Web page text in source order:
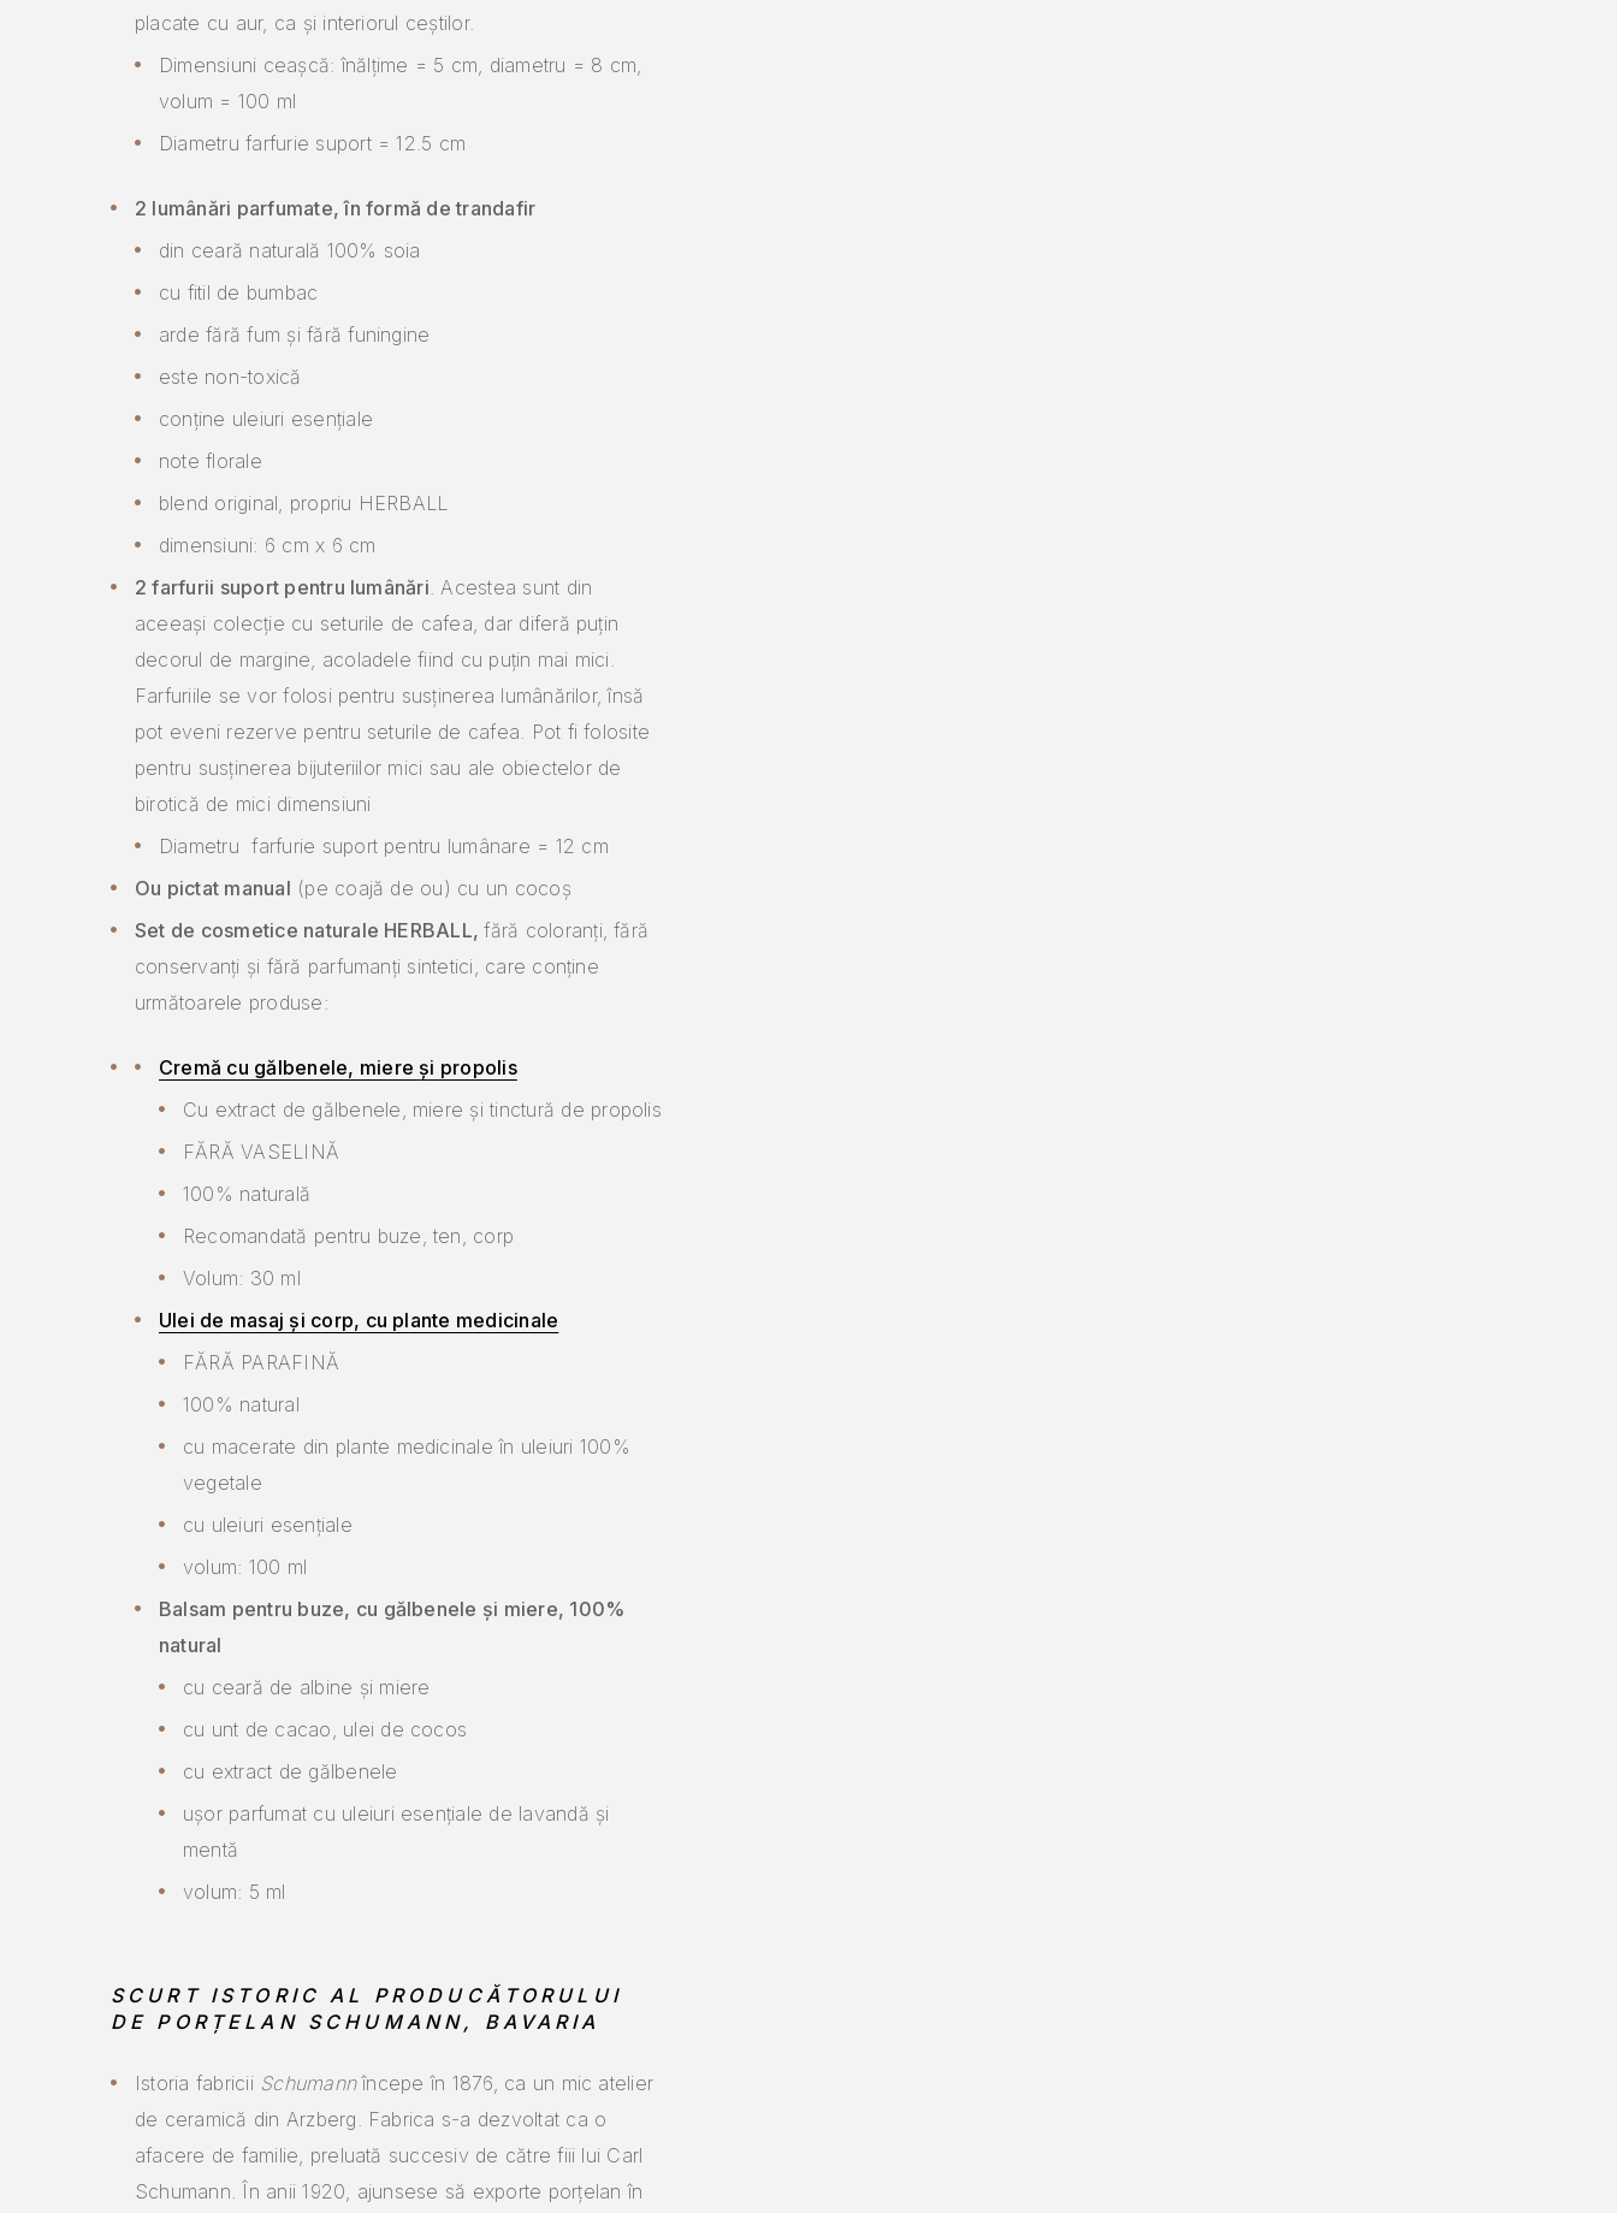
placate cu aur, ca și interiorul ceștilor.
Dimensiuni ceașcă: înălțime = 5 cm, diametru = 8 cm,
volum = 100 ml
Diametru farfurie suport = 12.5 cm
2 lumânări parfumate, în formă de trandafir
din ceară naturală 100% soia
cu fitil de bumbac
arde fără fum și fără funingine
este non-toxică
conține uleiuri esențiale
note florale
blend original, propriu HERBALL
dimensiuni: 6 cm x 6 cm
2 farfurii suport pentru lumânări . Acestea sunt din
aceeași colecție cu seturile de cafea, dar diferă puțin
decorul de margine, acoladele fiind cu puțin mai mici.
Farfuriile se vor folosi pentru susținerea lumânărilor, însă
pot eveni rezerve pentru seturile de cafea. Pot fi folosite
pentru susținerea bijuteriilor mici sau ale obiectelor de
birotică de mici dimensiuni
Diametru farfurie suport pentru lumânare = 12 cm
Ou pictat manual (pe coajă de ou) cu un cocoș
Set de cosmetice naturale HERBALL,fără coloranți, fără
conservanți și fără parfumanți sintetici, care conține
următoarele produse:
Cremă cu gălbenele, miere și propolis
Cu extract de gălbenele, miere și tinctură de propolis
FĂRĂ VASELINĂ
100% naturală
Recomandată pentru buze, ten, corp
Volum: 30 ml
Ulei de masaj și corp, cu plante medicinale
FĂRĂ PARAFINĂ
100% natural
cu macerate din plante medicinale în uleiuri 100%
vegetale
cu uleiuri esențiale
volum: 100 ml
Balsam pentru buze, cu gălbenele și miere, 100%
natural
cu ceară de albine și miere
cu unt de cacao, ulei de cocos
cu extract de gălbenele
ușor parfumat cu uleiuri esențiale de lavandă și
mentă
volum: 5 ml
SCURT ISTORIC AL PRODUCĂTORULUI
DE PORȚELAN SCHUMANN, BAVARIA
Istoria fabricii Schumannîncepe în 1876, ca un mic atelier
de ceramică din Arzberg. Fabrica s-a dezvoltat ca o
afacere de familie, preluată succesiv de către fiii lui Carl
Schumann. În anii 1920, ajunsese să exporte porțelan în